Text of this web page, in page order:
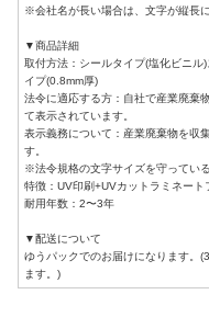
※会社名が長い場合は、文字が縦長
▼商品詳細
取付方法：シールタイプ(塩化ビニ
イプ(0.8mm厚)
法令に適応する方：自社で産業廃棄
て表示されています。
表示義務について：産業廃棄物を収
す。
※法令規格の文字サイズを守ってい
特徴：UV印刷+UVカットラミネー
耐用年数：2〜3年
▼配送について
ゆうパックでのお届けになります。
ます。)